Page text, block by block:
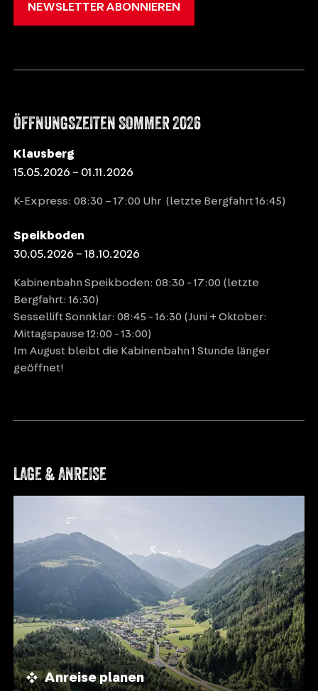
NEWSLETTER ABONNIEREN
ÖFFNUNGSZEITEN SOMMER 2026
Klausberg
15.05.2026 – 01.11.2026
K-Express: 08:30 – 17:00 Uhr (letzte Bergfahrt 16:45)
Speikboden
30.05.2026 – 18.10.2026
Kabinenbahn Speikboden: 08:30 - 17:00 (letzte
Bergfahrt: 16:30)
Sessellift Sonnklar: 08:45 - 16:30 (Juni + Oktober:
Mittagspause 12:00 - 13:00)
Im August bleibt die Kabinenbahn 1 Stunde länger
geöffnet!
LAGE & ANREISE
Anreise planen